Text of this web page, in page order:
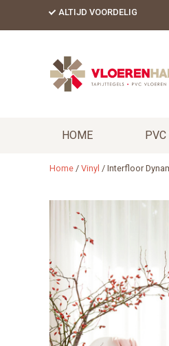
ALTIJD VOORDELIG
HOME PVC
Home / Vinyl / Interfloor